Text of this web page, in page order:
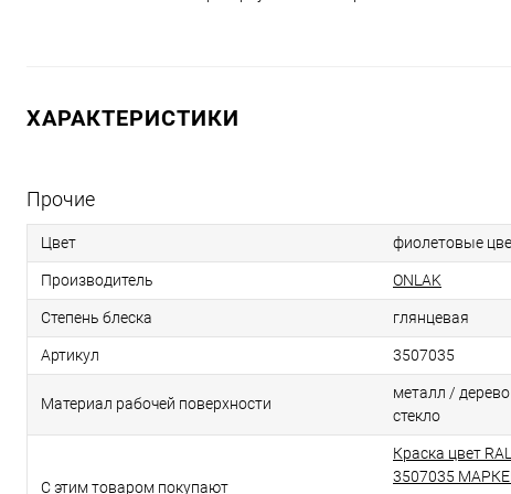
ХАРАКТЕРИСТИКИ
Прочие
Цвет фиолетовые
Производитель ONLAK
Степень блеска глянцевая
Артикул 3507035
Материал рабочей поверхности
металл /
стекло
С этим товаром покупают
Краска цвет
3507035